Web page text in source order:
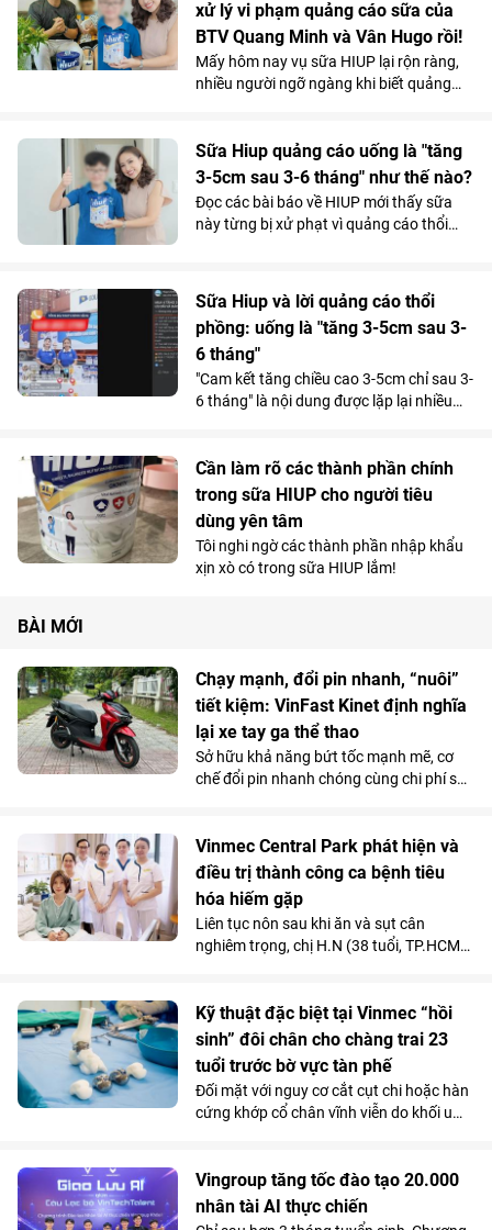
xử lý vi phạm quảng cáo sữa của
BTV Quang Minh và Vân Hugo rồi!
Mấy hôm nay vụ sữa HIUP lại rộn ràng,
nhiều người ngỡ ngàng khi biết quảng
Sữa Hiup quảng cáo uống là "tăng
3-5cm sau 3-6 tháng" như thế nào?
Đọc các bài báo về HIUP mới thấy sữa
này từng bị xử phạt vì quảng cáo thổi
Sữa Hiup và lời quảng cáo thổi
phồng: uống là "tăng 3-5cm sau 3-
6 tháng"
"Cam kết tăng chiều cao 3-5cm chỉ sau 3-
6 tháng" là nội dung được lặp lại nhiều
Cần làm rõ các thành phần chính
trong sữa HIUP cho người tiêu
dùng yên tâm
Tôi nghi ngờ các thành phần nhập khẩu
xịn xò có trong sữa HIUP lắm!
BÀI MỚI
Chạy mạnh, đổi pin nhanh, “nuôi”
tiết kiệm: VinFast Kinet định nghĩa
lại xe tay ga thể thao
Sở hữu khả năng bứt tốc mạnh mẽ, cơ
chế đổi pin nhanh chóng cùng chi phí sử
lựa chọn sáng giá hơn hẳn so với những
mẫu xe tay ga chạy xăng trên thị trường.
Vinmec Central Park phát hiện và
điều trị thành công ca bệnh tiêu
hóa hiếm gặp
Liên tục nôn sau khi ăn và sụt cân
nghiêm trọng, chị H.N (38 tuổi, TP.HCM)
căn bệnh tiêu hóa hiếm gặp chỉ chiếm
dưới 0,3% dân số.
Kỹ thuật đặc biệt tại Vinmec “hồi
sinh” đôi chân cho chàng trai 23
tuổi trước bờ vực tàn phế
Đối mặt với nguy cơ cắt cụt chi hoặc hàn
cứng khớp cổ chân vĩnh viễn do khối u
toàn bộ xương sên bằng vật liệu
Titanium in 3D tại Bệnh viện Đa khoa
Quốc tế Vinmec Times City.
Vingroup tăng tốc đào tạo 20.000
nhân tài AI thực chiến